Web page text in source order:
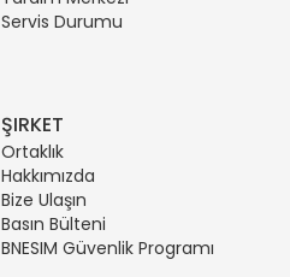
Servis Durumu
ŞIRKET
Ortaklık
Hakkımızda
Bize Ulaşın
Basın Bülteni
BNESIM Güvenlik Programı